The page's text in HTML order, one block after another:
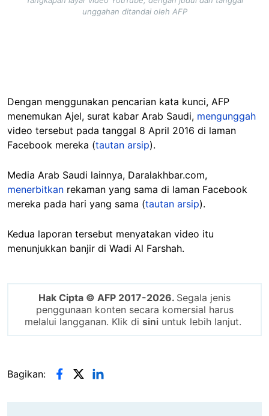
unggahan ditandai oleh AFP
Dengan menggunakan pencarian kata kunci, AFP
menemukan Ajel, surat kabar Arab Saudi, mengunggah
video tersebut pada tanggal 8 April 2016 di laman
Facebook mereka (tautan arsip).
Media Arab Saudi lainnya, Daralakhbar.com,
menerbitkan rekaman yang sama di laman Facebook
mereka pada hari yang sama (tautan arsip).
Kedua laporan tersebut menyatakan video itu
menunjukkan banjir di Wadi Al Farshah.
Hak Cipta © AFP 2017-2026. Segala jenis
penggunaan konten secara komersial harus
melalui langganan. Klik di sini untuk lebih lanjut.
Bagikan: